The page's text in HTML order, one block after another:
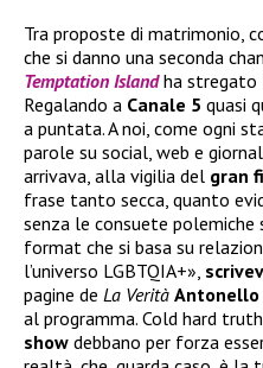
Tra proposte di matrimonio,
che si danno una seconda
Temptation Islandha stregato
Regalando a Canale 5 quasi
a puntata. A noi, come ogni
parole su social, web e
arrivava, alla vigilia del gran
frase tanto secca, quanto
senza le consuete
format che si basa su
l’universo LGBTQIA+»,
pagine de La Verità Antonello
al programma. Cold hard
show debbano per forza